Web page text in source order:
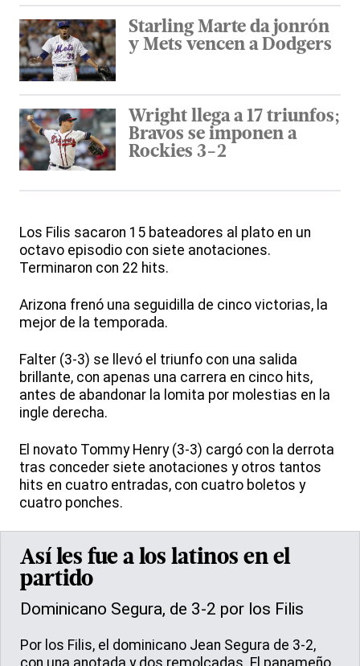
Starling Marte da jonrón
y Mets vencen a Dodgers
Wright llega a 17 triunfos;
Bravos se imponen a
Rockies 3-2
Los Filis sacaron 15 bateadores al plato en un
octavo episodio con siete anotaciones.
Terminaron con 22 hits.
Arizona frenó una seguidilla de cinco victorias, la
mejor de la temporada.
Falter (3-3) se llevó el triunfo con una salida
brillante, con apenas una carrera en cinco hits,
antes de abandonar la lomita por molestias en la
ingle derecha.
El novato Tommy Henry (3-3) cargó con la derrota
tras conceder siete anotaciones y otros tantos
hits en cuatro entradas, con cuatro boletos y
cuatro ponches.
Así les fue a los latinos en el
partido
Dominicano Segura, de 3-2 por los Filis
Por los Filis, el dominicano Jean Segura de 3-2,